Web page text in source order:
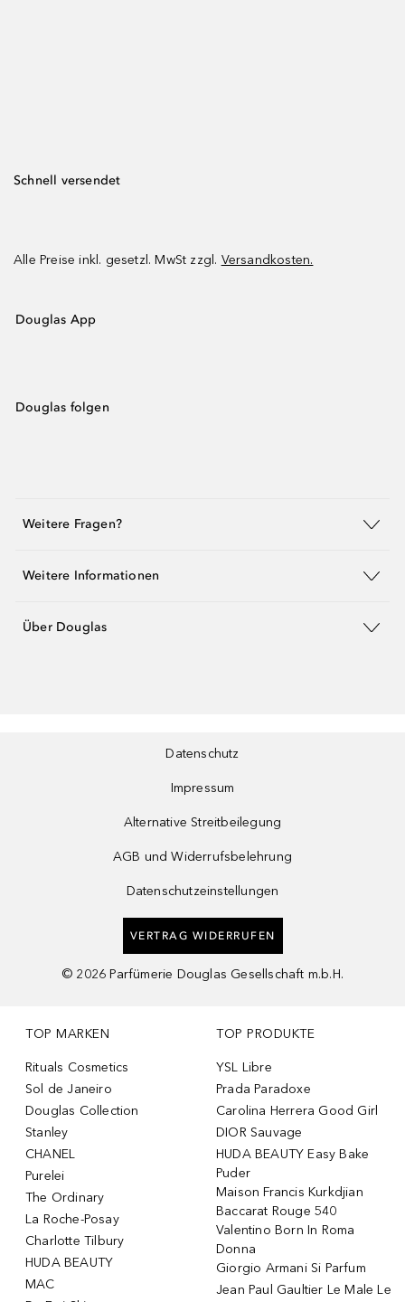
Schnell versendet
Alle Preise inkl. gesetzl. MwSt zzgl. Versandkosten.
Douglas App
Douglas folgen
Weitere Fragen?
Weitere Informationen
Über Douglas
Datenschutz
Impressum
Alternative Streitbeilegung
AGB und Widerrufsbelehrung
Datenschutzeinstellungen
VERTRAG WIDERRUFEN
© 2026 Parfümerie Douglas Gesellschaft m.b.H.
TOP MARKEN
Rituals Cosmetics
Sol de Janeiro
Douglas Collection
Stanley
CHANEL
Purelei
The Ordinary
La Roche-Posay
Charlotte Tilbury
HUDA BEAUTY
MAC
TOP PRODUKTE
YSL Libre
Prada Paradoxe
Carolina Herrera Good Girl
DIOR Sauvage
HUDA BEAUTY Easy Bake
Puder
Maison Francis Kurkdjian
Baccarat Rouge 540
Valentino Born In Roma
Donna
Giorgio Armani Si Parfum
Jean Paul Gaultier Le Male Le